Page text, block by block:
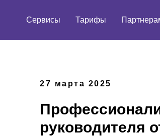
Сервисы Тарифы
27 марта 2025
руководителя